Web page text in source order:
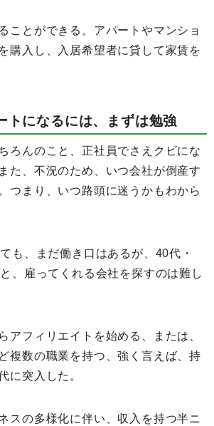
ことができる。アパートやマンショ
購入し、入居希望者に貸して家賃を
トになるには、まずは勉強
ろんのこと、正社員でさえクビにな
た、不況のため、いつ会社が倒産す
つまり、いつ路頭に迷うかもわから
も、まだ働き口はあるが、40代・
、雇ってくれる会社を探すのは難し
アフィリエイトを始める、または、
複数の職業を持つ、強く言えば、持
に突入した。
スの多様化に伴い、収入を持つ半ニ